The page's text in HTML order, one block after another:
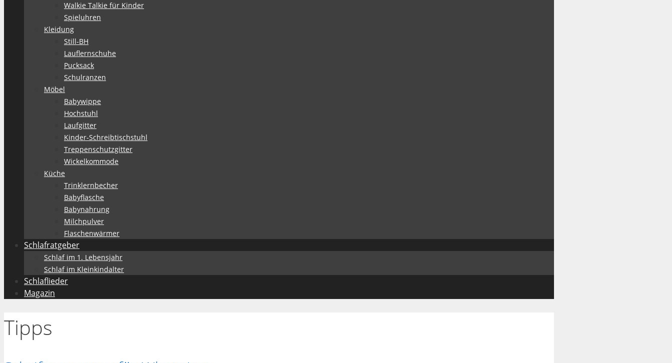
Walkie Talkie für Kinder
Spieluhren
Kleidung
Still-BH
Lauflernschuhe
Pucksack
Schulranzen
Möbel
Babywippe
Hochstuhl
Laufgitter
Kinder-Schreibtischstuhl
Treppenschutzgitter
Wickelkommode
Küche
Trinklernbecher
Babyflasche
Babynahrung
Milchpulver
Flaschenwärmer
Schlafratgeber
Schlaf im 1. Lebensjahr
Schlaf im Kleinkindalter
Schlaflieder
Magazin
Tipps